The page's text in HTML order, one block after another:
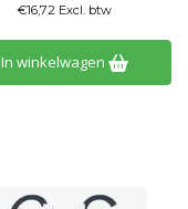
€16,72 Excl. btw
In winkelwagen